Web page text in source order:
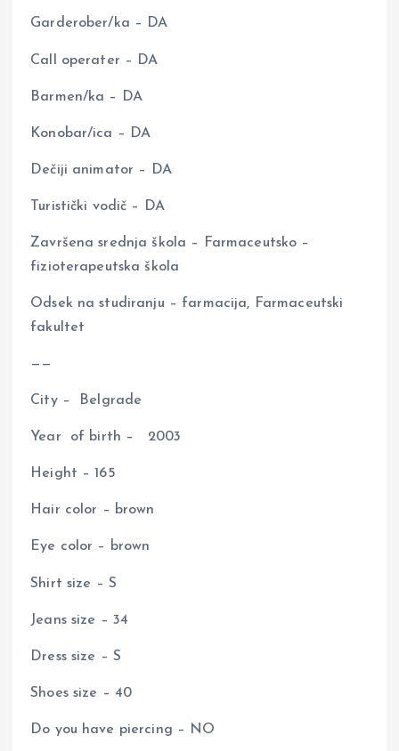
Garderober/ka – DA
Call operater – DA
Barmen/ka – DA
Konobar/ica – DA
Dečiji animator – DA
Turistički vodič – DA
Završena srednja škola – Farmaceutsko –
fizioterapeutska škola
Odsek na studiranju – farmacija, Farmaceutski
fakultet
——
City – Belgrade
Year of birth – 2003
Height – 165
Hair color – brown
Eye color – brown
Shirt size – S
Jeans size – 34
Dress size – S
Shoes size – 40
Do you have piercing – NO